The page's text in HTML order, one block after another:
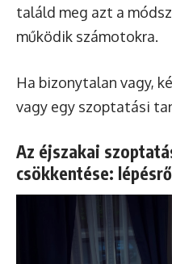
találd meg azt a
működik számotokra.
Ha bizonytalan vagy,
vagy egy szoptatási
Az éjszakai
csökkentése: